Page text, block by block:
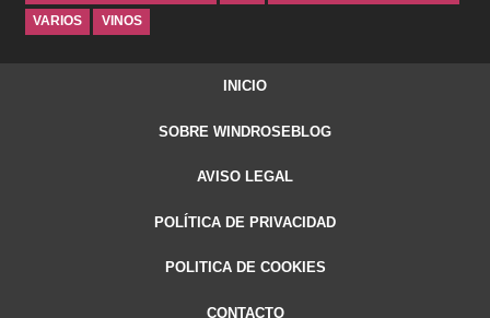
VARIOS VINOS
INICIO
SOBRE WINDROSEBLOG
AVISO LEGAL
POLÍTICA DE PRIVACIDAD
POLITICA DE COOKIES
CONTACTO